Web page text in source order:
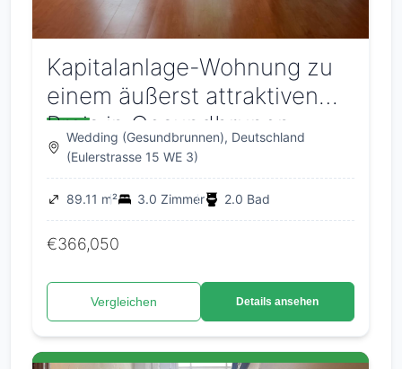
Kapitalanlage-Wohnung zu
einem äußerst attraktiven
Preis in Gesundbrunen
Wedding (Gesundbrunnen), Deutschland
(Eulerstrasse 15 WE 3)
89.11 m² 3.0 Zimmer 2.0 Bad
€366,050
Vergleichen Details ansehen